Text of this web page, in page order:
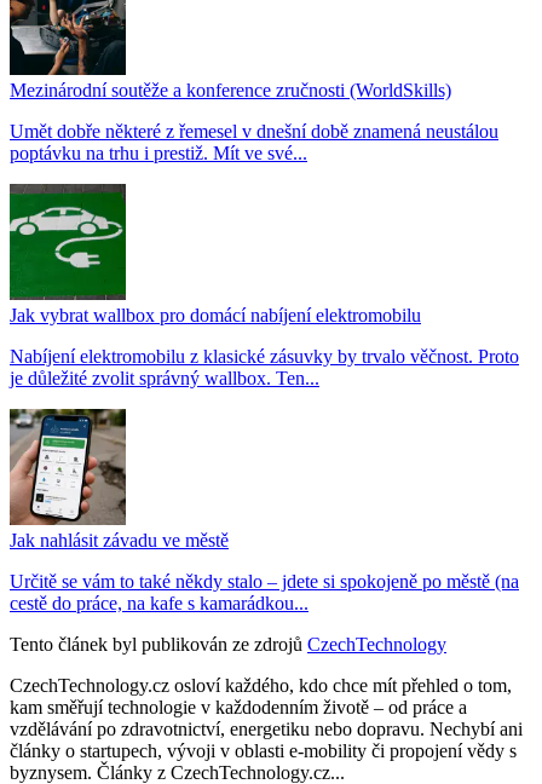
Mezinárodní soutěže a konference zručnosti (WorldSkills)
Umět dobře některé z řemesel v dnešní době znamená neustálou
poptávku na trhu i prestiž. Mít ve své...
Jak vybrat wallbox pro domácí nabíjení elektromobilu
Nabíjení elektromobilu z klasické zásuvky by trvalo věčnost. Proto
je důležité zvolit správný wallbox. Ten...
Jak nahlásit závadu ve městě
Určitě se vám to také někdy stalo – jdete si spokojeně po městě (na
cestě do práce, na kafe s kamarádkou...
Tento článek byl publikován ze zdrojů CzechTechnology
CzechTechnology.cz osloví každého, kdo chce mít přehled o tom,
kam směřují technologie v každodenním životě – od práce a
vzdělávání po zdravotnictví, energetiku nebo dopravu. Nechybí ani
články o startupech, vývoji v oblasti e-mobility či propojení vědy s
byznysem. Články z CzechTechnology.cz...